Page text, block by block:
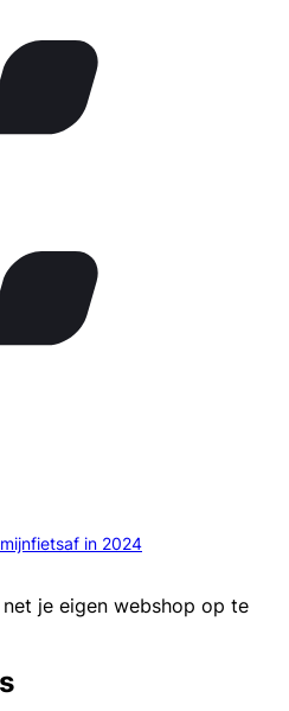
in 2024
je eigen webshop op te